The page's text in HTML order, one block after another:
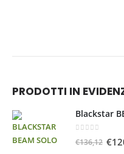
PRODOTTI IN
Blackstar
€136,12 €